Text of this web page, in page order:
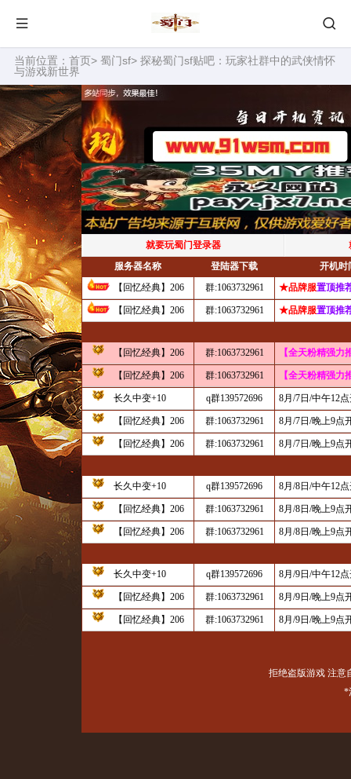
当前位置： 首页> 蜀门sf> 探秘蜀门sf贴吧：玩家社群中的武侠情怀
与游戏新世界